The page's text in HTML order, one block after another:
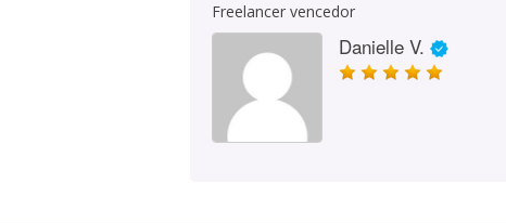
Freelancer vencedor
Danielle V.